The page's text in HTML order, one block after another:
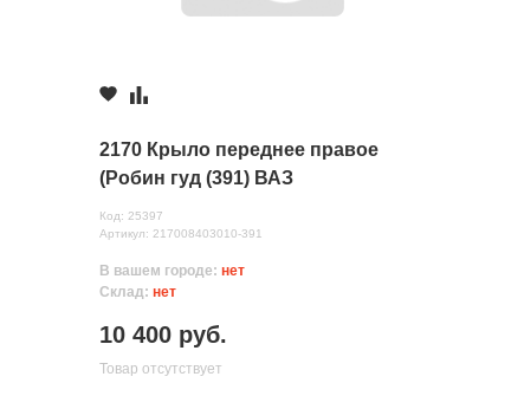
2170 Крыло переднее правое
(Робин гуд (391) ВАЗ
Код: 25397
Артикул: 217008403010-391
В вашем городе: нет
Склад: нет
10 400 руб.
Товар отсутствует